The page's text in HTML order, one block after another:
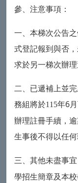
參、注意事項：
一、本梯次公告
式登記報到與否
求於另一梯次辦
二、已遞補上並
務組將於115年6
辦理註冊手續，
生事後不得以任何
三、其他未盡事
學招生簡章及本校